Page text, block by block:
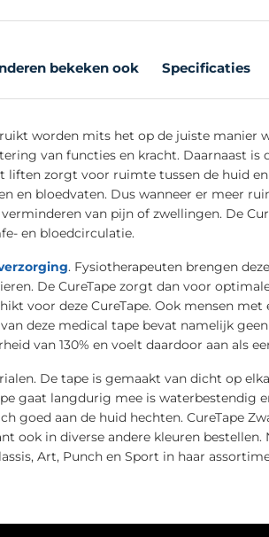
bekeken ook Specificaties
worden mits het op de juiste manier
van functies en kracht. Daarnaast is
zorgt voor ruimte tussen de huid en
en bloedvaten. Dus wanneer er meer
van pijn of zwellingen. De
en bloedcirculatie.
. Fysiotherapeuten brengen
De CureTape zorgt dan voor
voor deze CureTape. Ook mensen met
deze medical tape bevat namelijk
van 130% en voelt daardoor aan als
De tape is gemaakt van dicht op
gaat langdurig mee is waterbestendig
goed aan de huid hechten. CureTape
ook in diverse andere kleuren bestellen.
Art, Punch en Sport in haar